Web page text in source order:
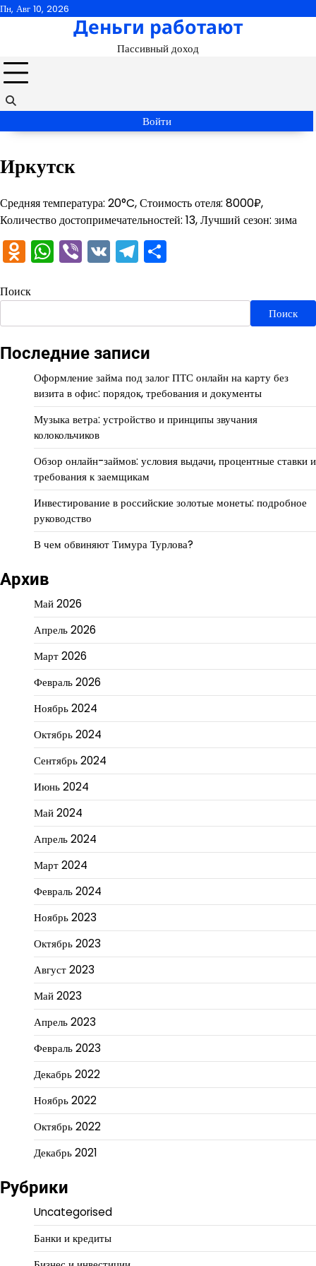
Перейти
Пн, Авг 10, 2026
Деньги работают
Пассивный доход
Войти
Иркутск
Средняя температура: 20°C, Стоимость отеля: 8000₽,
Количество достопримечательностей: 13, Лучший сезон: зима
Odnoklassniki
WhatsApp
Viber
VKTelegram
Поиск
Поиск
Последние записи
Оформление займа под залог ПТС онлайн на карту без
визита в офис: порядок, требования и документы
Музыка ветра: устройство и принципы звучания
колокольчиков
Обзор онлайн-займов: условия выдачи, процентные ставки и
требования к заемщикам
Инвестирование в российские золотые монеты: подробное
руководство
В чем обвиняют Тимура Турлова?
Архив
Май 2026
Апрель 2026
Март 2026
Февраль 2026
Ноябрь 2024
Октябрь 2024
Сентябрь 2024
Июнь 2024
Май 2024
Апрель 2024
Март 2024
Февраль 2024
Ноябрь 2023
Октябрь 2023
Август 2023
Май 2023
Апрель 2023
Февраль 2023
Декабрь 2022
Ноябрь 2022
Октябрь 2022
Декабрь 2021
Рубрики
Uncategorised
Банки и кредиты